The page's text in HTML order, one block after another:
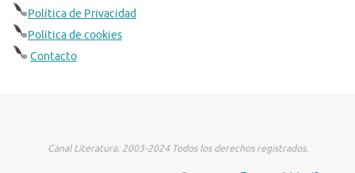
Política de Privacidad
Política de cookies
Contacto
Canal Literatura. 2003-2024 Todos los derechos registrados.